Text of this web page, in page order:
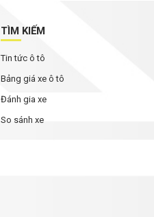
TÌM KIẾM
Tin tức ô tô
Bảng giá xe ô tô
Đánh gia xe
So sánh xe